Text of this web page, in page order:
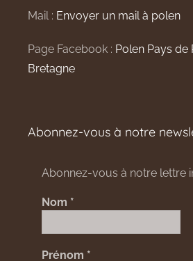
Mail : Envoyer un mail à polen
Page Facebook : Polen Pays de
Bretagne
Abonnez-vous à notre
Abonnez-vous à notre lettre
Nom *
Prénom *